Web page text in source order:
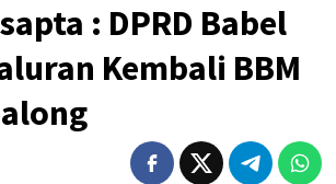
: DPRD Babel
Kembali BBM